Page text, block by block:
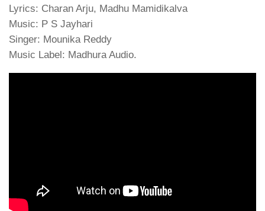
Lyrics: Charan Arju, Madhu Mamidikalva
Music: P S Jayhari
Singer: Mounika Reddy
Music Label: Madhura Audio.